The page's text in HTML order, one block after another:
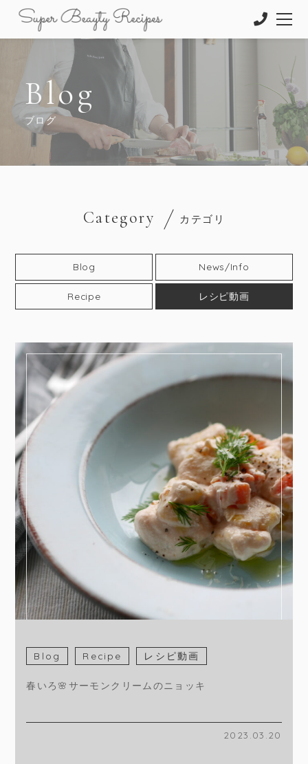
Blog
ブログ
Category カテゴリ
Blog News/Info
Recipe レシピ動画
Blog Recipe レシピ動画
春いろ🌸サーモンクリームのニョッキ
2023.03.20